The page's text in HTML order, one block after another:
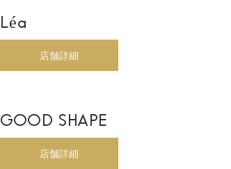
Léa
店舗詳細
GOOD SHAPE
店舗詳細